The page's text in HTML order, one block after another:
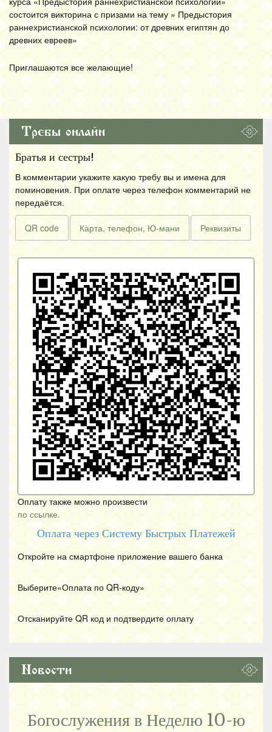
состоится викторина с призами на тему » Предыстория
раннехристианской психологии: от древних египтян до
древних евреев»
Приглашаются все желающие!
Требы онлайн
Братья и сестры!
В комментарии укажите какую требу вы и имена для
поминовения. При оплате через телефон комментарий не
передаётся.
QR code Карта, телефон, Ю-мани Реквизиты
Оплату также можно произвести
по ссылке.
Оплата через Систему Быстрых Платежей
Откройте на смартфоне приложение вашего банка
Выберите«Оплата по QR-коду»
Отсканируйте QR код и подтвердите оплату
Новости
Богослужения в Неделю 10-ю